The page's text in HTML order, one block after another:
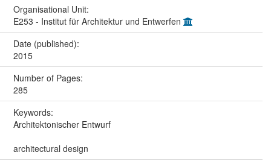
Organisational Unit:
E253 - Institut für Architektur und Entwerfen
Date (published):
2015
Number of Pages:
285
Keywords:
Architektonischer Entwurf
architectural design